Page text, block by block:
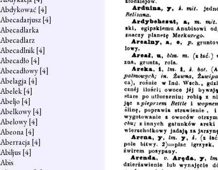
Abdykować [4]
Abecadarjusz[4]
Abecadlarka
Abecadlarz
Abecadlnik[4]
Abecadło [4]
Abecadłowy[4]
Abelagja[4]
Abelek[4]
Abeljo [4]
Abelkowy[4]
Abelowy[4]
Abeona[4]
Aberracja[4]
Abiljus [4]
Abis